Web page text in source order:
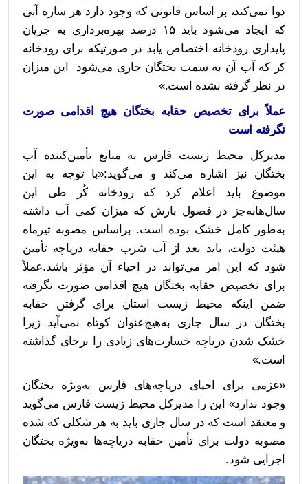
دوا نمی‌کند، بر اساس قانونی که وجود دارد هر سازه آبی
که ایجاد می‌شود باید ۱۵ درصد بهره‌برداری به جریان
پایداری رودخانه اختصاص یابد در صورتیکه برای رودخانه
کر که آب آن به سمت بختگان جاری می‌شود این میزان
در نظر گرفته نشده است.»
عملاً برای تخصیص حقابه بختگان هیچ اقدامی صورت
نگرفته است
مدیرکل محیط‌ زیست فارس به منابع تأمین‌کننده آب
بختگان نیز اشاره می‌کند و می‌گوید:«با توجه به این
موضوع باید اعلام کرد که رودخانه کُر طی این
سال‌هابه‌جز در فصول بارش که میزان کمی آب داشته
به‌طور کامل خشک بوده است. براساس مصوبه تیرماه
هیئت دولت، باید بعد از آب شرب حقابه دریاچه تأمین
شود که این امر می‌تواند در احیاء آن مؤثر باشد.عملاً
برای تخصیص حقابه بختگان هیچ اقدامی صورت نگرفته
ضمن اینکه محیط زیست استان برای گرفتن حقابه
بختگان در سال جاری به‌هیچ‌عنوان کوتاه نمی‌آید زیرا
خشک شدن دریاچه خسارت‌های زیادی را برجای گذاشته
است.»
«عزمی برای احیای دریاچه‌های فارس به‌ویژه بختگان
وجود ندارد» این را مدیرکل محیط زیست فارس می‌گوید
و معتقد است که در سال جاری باید به هر شکلی که شده
مصوبه دولت برای تأمین حقابه دریاچه‌ها به‌ویژه بختگان
اجرایی شود.